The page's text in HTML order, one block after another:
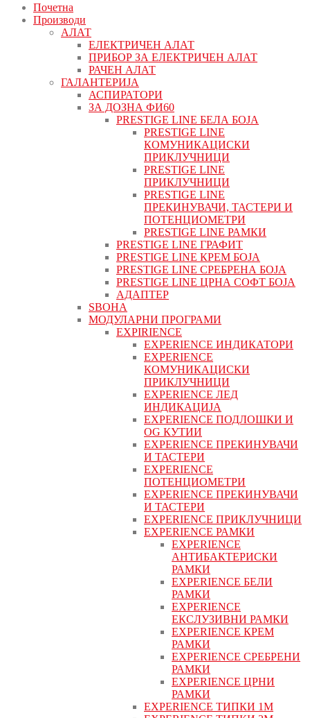
Почетна
Производи
АЛАТ
ЕЛЕКТРИЧЕН АЛАТ
ПРИБОР ЗА ЕЛЕКТРИЧЕН АЛАТ
РАЧЕН АЛАТ
ГАЛАНТЕРИЈА
АСПИРАТОРИ
ЗА ДОЗНА ФИ60
PRESTIGE LINE БЕЛА БОЈА
PRESTIGE LINE
КОМУНИКАЦИСКИ
ПРИКЛУЧНИЦИ
PRESTIGE LINE
ПРИКЛУЧНИЦИ
PRESTIGE LINE
ПРЕКИНУВАЧИ, ТАСТЕРИ И
ПОТЕНЦИОМЕТРИ
PRESTIGE LINE РАМКИ
PRESTIGE LINE ГРАФИТ
PRESTIGE LINE КРЕМ БОЈА
PRESTIGE LINE СРЕБРЕНА БОЈА
PRESTIGE LINE ЦРНА СОФТ БОЈА
АДАПТЕР
ЅВОНА
МОДУЛАРНИ ПРОГРАМИ
EXPIRIENCE
EXPERIENCE ИНДИКАТОРИ
EXPERIENCE
КОМУНИКАЦИСКИ
ПРИКЛУЧНИЦИ
EXPERIENCE ЛЕД
ИНДИКАЦИЈА
EXPERIENCE ПОДЛОШКИ И
OG КУТИИ
EXPERIENCE ПРЕКИНУВАЧИ
И ТАСТЕРИ
EXPERIENCE
ПОТЕНЦИОМЕТРИ
EXPERIENCE ПРЕКИНУВАЧИ
И ТАСТЕРИ
EXPERIENCE ПРИКЛУЧНИЦИ
EXPERIENCE РАМКИ
EXPERIENCE
АНТИБАКТЕРИСКИ
РАМКИ
EXPERIENCE БЕЛИ
РАМКИ
EXPERIENCE
ЕКСЛУЗИВНИ РАМКИ
EXPERIENCE КРЕМ
РАМКИ
EXPERIENCE СРЕБРЕНИ
РАМКИ
EXPERIENCE ЦРНИ
РАМКИ
EXPERIENCE ТИПКИ 1M